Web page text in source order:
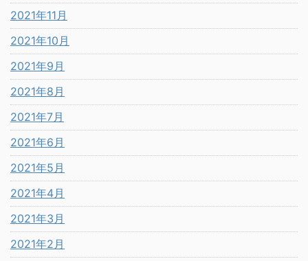
2021年11月
2021年10月
2021年9月
2021年8月
2021年7月
2021年6月
2021年5月
2021年4月
2021年3月
2021年2月